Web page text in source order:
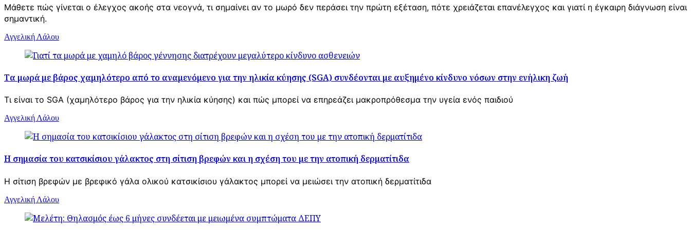
Μάθετε πώς γίνεται ο έλεγχος ακοής στα νεογνά, τι σημαίνει αν το μωρό δεν περάσει την πρώτη εξέταση, πότε χρειάζεται επανέλεγχος και γιατί η έγκαιρη διάγνωση είναι
σημαντική.
Αγγελική Λάλου
Tα μωρά με βάρος χαμηλότερο από το αναμενόμενο για την ηλικία κύησης (SGA) συνδέονται με αυξημένο κίνδυνο νόσων στην ενήλικη ζωή
Τι είναι το SGA (χαμηλότερο βάρος για την ηλικία κύησης) και πώς μπορεί να επηρεάζει μακροπρόθεσμα την υγεία ενός παιδιού
Αγγελική Λάλου
H σημασία του κατσικίσιου γάλακτος στη σίτιση βρεφών και η σχέση του με την ατοπική δερματίτιδα
Η σίτιση βρεφών με βρεφικό γάλα ολικού κατσικίσιου γάλακτος μπορεί να μειώσει την ατοπική δερματίτιδα
Αγγελική Λάλου